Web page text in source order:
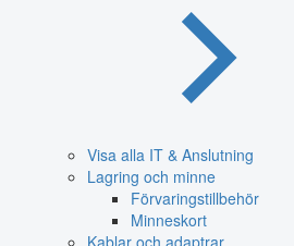
Visa alla IT & Anslutning
Lagring och minne
Förvaringstillbehör
Minneskort